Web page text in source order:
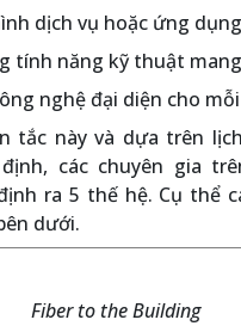
dịch vụ hoặc ứng
tính năng kỹ thuật
nghệ đại diện cho
tắc này và dựa trên
các chuyên gia
ra 5 thế hệ. Cụ thể
dưới.
to the Building